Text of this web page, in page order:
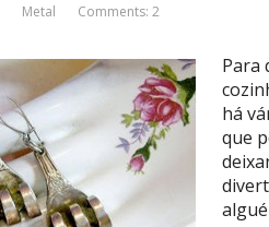
Metal Comments: 2
Para
há
que